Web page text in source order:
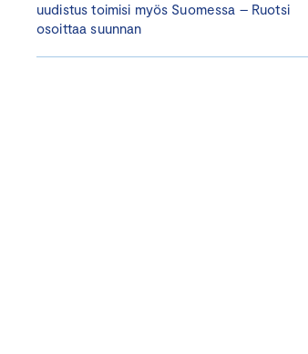
uudistus toimisi myös Suomessa – Ruotsi
osoittaa suunnan